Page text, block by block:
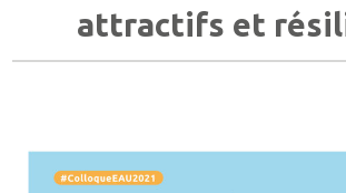
attractifs et